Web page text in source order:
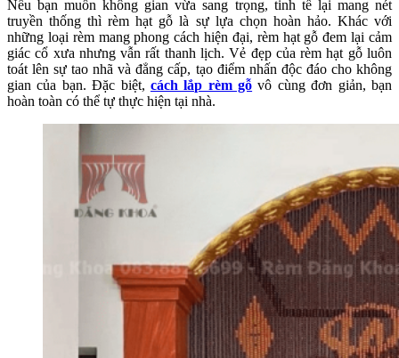
Nếu bạn muốn không gian vừa sang trọng, tinh tế lại mang nét
truyền thống thì rèm hạt gỗ là sự lựa chọn hoàn hảo. Khác với
những loại rèm mang phong cách hiện đại, rèm hạt gỗ đem lại cảm
giác cổ xưa nhưng vẫn rất thanh lịch. Vẻ đẹp của rèm hạt gỗ luôn
toát lên sự tao nhã và đẳng cấp, tạo điểm nhấn độc đáo cho không
gian của bạn. Đặc biệt, cách lắp rèm gỗ vô cùng đơn giản, bạn
hoàn toàn có thể tự thực hiện tại nhà.